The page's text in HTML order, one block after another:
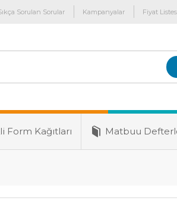
Sorulan Sorular Kampanyalar Fiyat
Form Kağıtları Matbuu